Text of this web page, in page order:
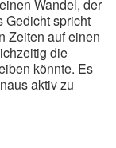
Wandel, der
Gedicht spricht
Zeiten auf einen
die
könnte. Es
aktiv zu